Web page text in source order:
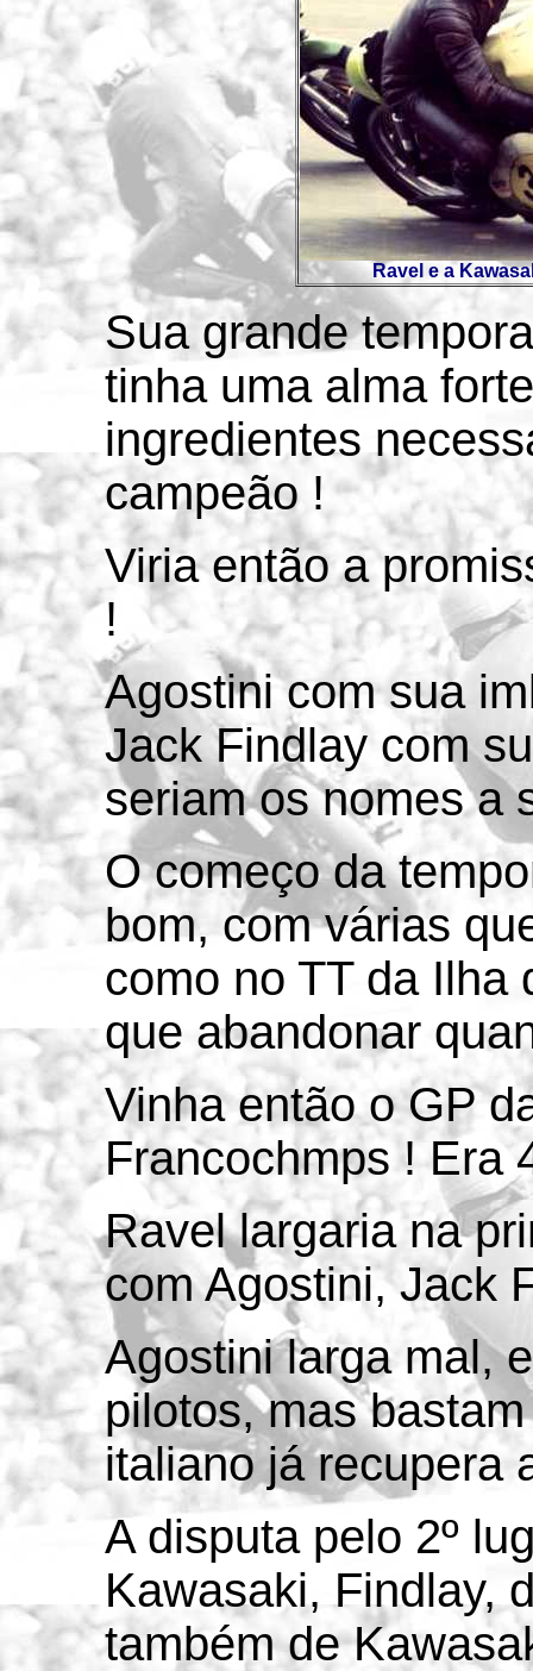
Ravel e a
Sua grande
tinha uma alma
ingredientes
campeão !
Viria então a
!
Agostini com sua
Jack Findlay com
seriam os nomes a
O começo da
bom, com várias
como no TT da Ilha
que abandonar
Vinha então o GP
Francochmps ! Era
Ravel largaria na
com Agostini, Jack
Agostini larga mal,
pilotos, mas
italiano já recupera
A disputa pelo 2º
Kawasaki, Findlay,
também de